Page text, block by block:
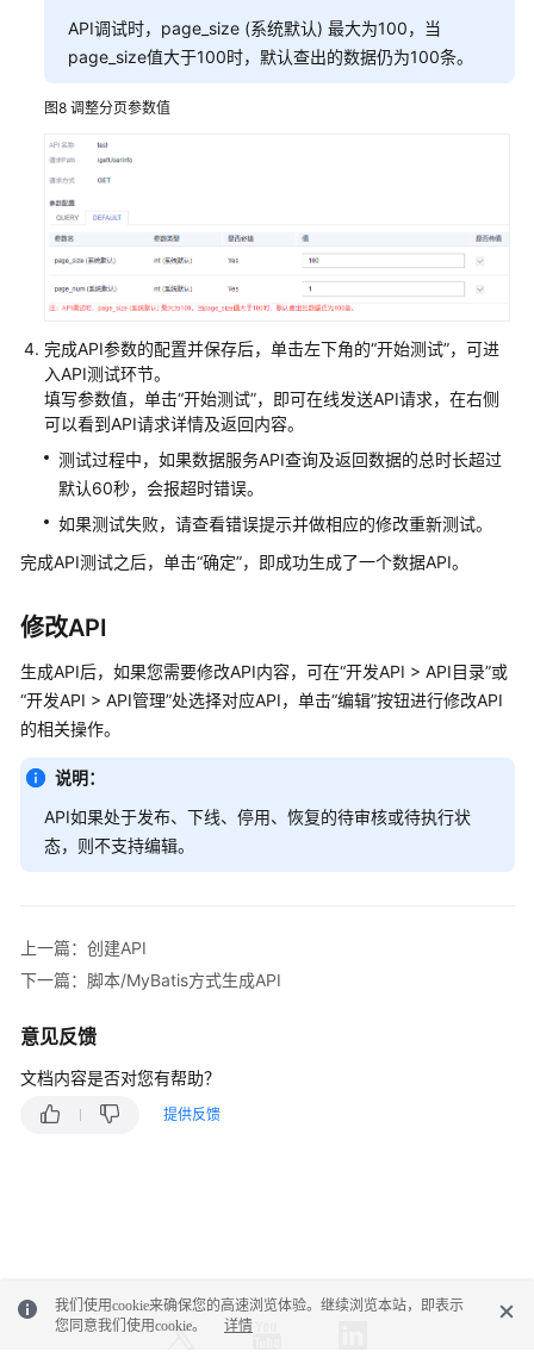
API调试时，page_size (系统默认) 最大为100，当
page_size值大于100时，默认查出的数据仍为100条。
图8 调整分页参数值
完成API参数的配置并保存后，单击左下角的“开始测试”，可进
入API测试环节。
填写参数值，单击“开始测试”，即可在线发送API请求，在右侧
可以看到API请求详情及返回内容。
测试过程中，如果数据服务API查询及返回数据的总时长超过
默认60秒，会报超时错误。
如果测试失败，请查看错误提示并做相应的修改重新测试。
完成API测试之后，单击“确定”，即成功生成了一个数据API。
修改API
生成API后，如果您需要修改API内容，可在“开发API > API目录”或
“开发API > API管理”处选择对应API，单击“编辑”按钮进行修改API
的相关操作。
说明：
API如果处于发布、下线、停用、恢复的待审核或待执行状
态，则不支持编辑。
上一篇：创建API
下一篇：脚本/MyBatis方式生成API
意见反馈
文档内容是否对您有帮助？
提供反馈
我们使用cookie来确保您的高速浏览体验。继续浏览本站，即表示
您同意我们使用cookie。
详情